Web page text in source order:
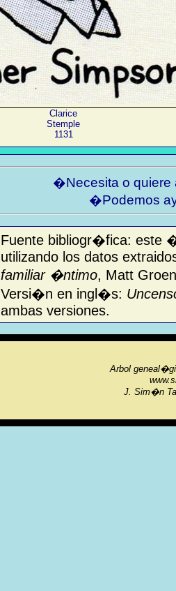
Clarice
Stemple
1131
�Necesita o
�Podemos
Fuente bibliogr�fica: este
utilizando los datos
familiar �ntimo, Matt
Versi�n en ingl�s:
ambas versiones.
Arbol
J. Sim�n